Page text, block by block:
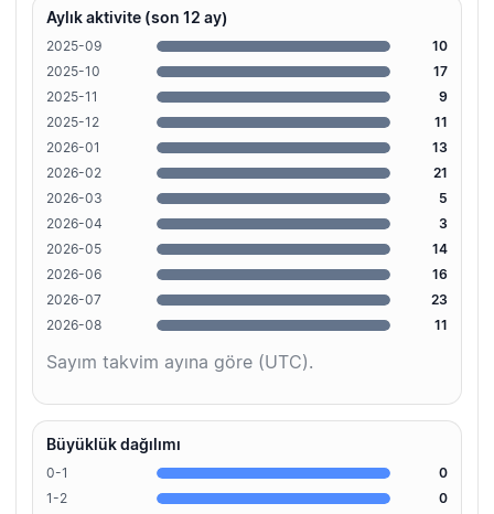
Aylık aktivite (son 12 ay)
2025-09
10
2025-10
17
2025-11
9
2025-12
11
2026-01
13
2026-02
21
2026-03
5
2026-04
3
2026-05
14
2026-06
16
2026-07
23
2026-08
11
Sayım takvim ayına göre (UTC).
Büyüklük dağılımı
0-1
0
1-2
0